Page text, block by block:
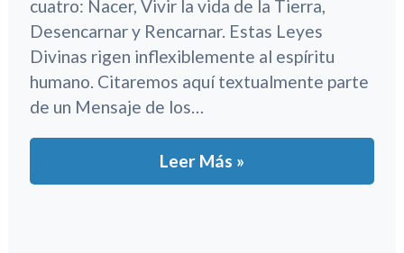
cuatro: Nacer, Vivir la vida de la Tierra,
Desencarnar y Rencarnar. Estas Leyes
Divinas rigen inflexiblemente al espíritu
humano. Citaremos aquí textualmente parte
de un Mensaje de los…
Leer Más »